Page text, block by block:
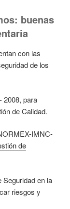
buenas
con las
de los
2008, para
de Calidad.
IMNC-
de
Seguridad en la
riesgos y